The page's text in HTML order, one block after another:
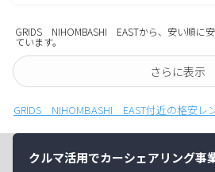
GRIDS NIHOMBASHI EASTから、安い順に
ています。
さらに表示
GRIDS NIHOMBASHI EAST付近の格安レ
クルマ活用でカーシェアリング事